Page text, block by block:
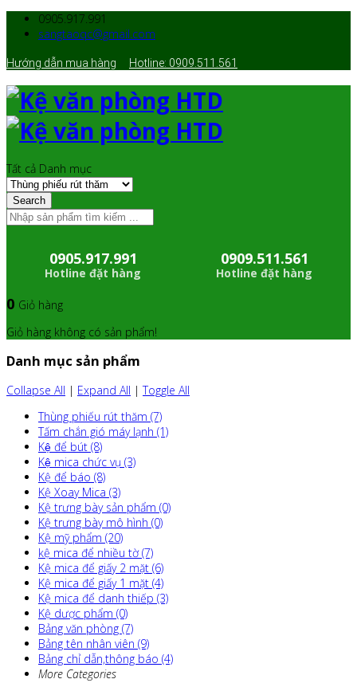
0905.917.991
sangtaoqc@gmail.com
Hướng dẫn mua hàng Hotline: 0909.511.561
Tất cả Danh mục
Search
0905.917.991
Hotline đặt hàng
0909.511.561
Hotline đặt hàng
0 Giỏ hàng
Giỏ hàng không có sản phẩm!
Danh mục sản phẩm
Collapse All | Expand All |Toggle All
Thùng phiếu rút thăm (7)
Tấm chắn gió máy lạnh (1)
Kệ để bút (8)
Kệ mica chức vụ (3)
Kệ để báo (8)
Kệ Xoay Mica (3)
Kệ trưng bày sản phẩm (0)
Kệ trưng bày mô hình (0)
Kệ mỹ phẩm (20)
kệ mica để nhiều tờ (7)
Kệ mica để giấy 2 mặt (6)
Kệ mica để giấy 1 mặt (4)
Kệ mica để danh thiếp (3)
Kệ dược phẩm (0)
Bảng văn phòng (7)
Bảng tên nhân viên (9)
Bảng chỉ dẫn,thông báo (4)
More Categories